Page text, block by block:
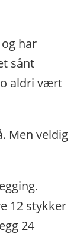
har
sånt
aldri vært
Men veldig
12 stykker
24